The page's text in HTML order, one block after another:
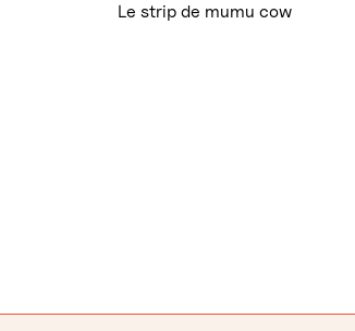
Le strip de mumu cow